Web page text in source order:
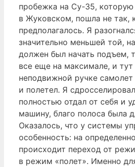
пробежка на Су-35,
в Жуковском, пошла не так,
предполагалось. Я
значительно меньшей той,
должен был начать подъем,
все еще на максимале, и тут
неподвижной ручке самолет
и полетел. Я
полностью отдал от себя и
машину, благо полоса была
Оказалось, что у системы
особенность: на
происходит переход от
в режим «полет». Именно